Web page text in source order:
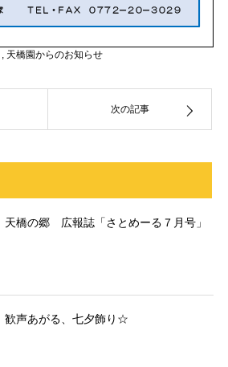
, 天橋園からのお知らせ
次の記事
天橋の郷 広報誌「さとめーる７月号」
歓声あがる、七夕飾り☆